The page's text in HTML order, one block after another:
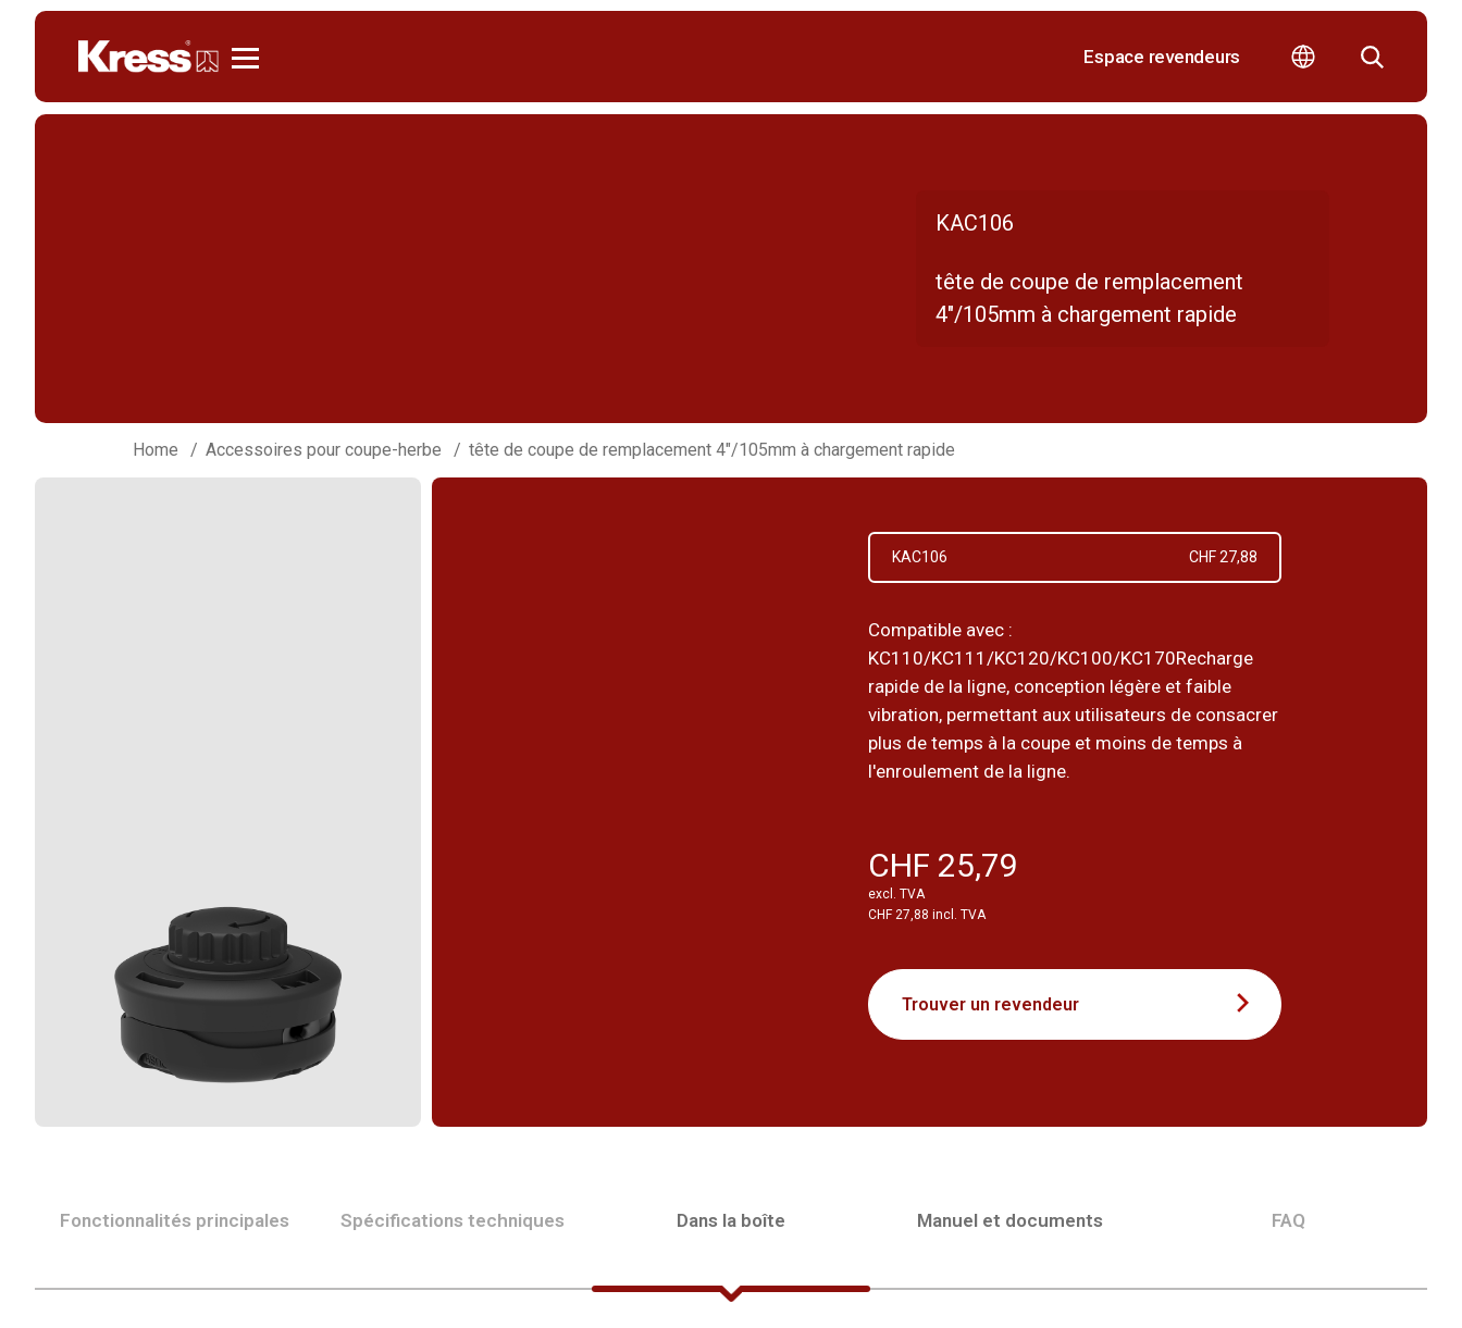
Espace revendeurs
KAC106
tête de coupe de remplacement
4"/105mm à chargement rapide
Home Accessoires pour coupe-herbe tête de coupe de remplacement 4"/105mm à chargement rapide
KAC106 CHF 27,88
Compatible avec :
KC110/KC111/KC120/KC100/KC170Recharge
rapide de la ligne, conception légère et faible
vibration, permettant aux utilisateurs de consacrer
plus de temps à la coupe et moins de temps à
l'enroulement de la ligne.
CHF 25,79
excl. TVA
CHF 27,88 incl. TVA
Trouver un revendeur
Fonctionnalités principales Spécifications techniques Dans la boîte Manuel et documents FAQ